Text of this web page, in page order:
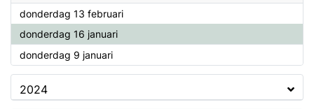
donderdag 13 februari2025
donderdag 16 januari2025
donderdag 9 januari2025
2024